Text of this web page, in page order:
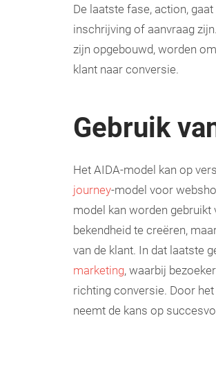
De laatste fase, action,
inschrijving of aanvraag
zijn opgebouwd, worden
klant naar conversie.
Gebruik
Het AIDA-model kan op
journey-model voor
model kan worden gebruikt
bekendheid te creëren,
van de klant. In dat laatste
marketing, waarbij
richting conversie. Door
neemt de kans op